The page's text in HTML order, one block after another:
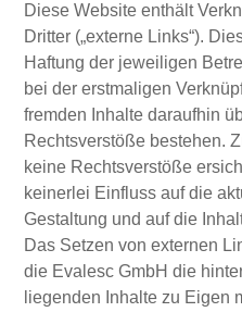
Diese Website enthält
Dritter („externe Links“).
Haftung der jeweiligen
bei der erstmaligen
fremden Inhalte daraufhin
Rechtsverstöße bestehen.
keine Rechtsverstöße
keinerlei Einfluss auf die
Gestaltung und auf die
Das Setzen von externen
die Evalesc GmbH die
liegenden Inhalte zu Eigen